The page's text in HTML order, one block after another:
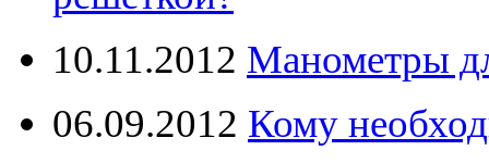
10.11.2012 Манометры
06.09.2012 Кому